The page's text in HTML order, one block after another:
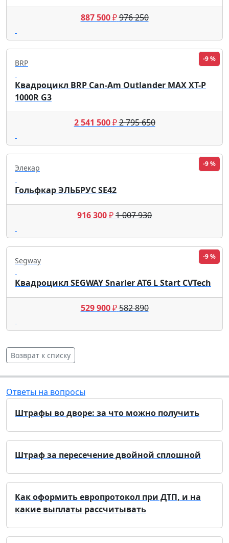
887 500₽976 250
-9 %
BRP
Квадроцикл BRP Can-Am Outlander MAX XT-P
1000R G3
2 541 500₽2 795 650
-9 %
Элекар
Гольфкар ЭЛЬБРУС SE42
916 300₽1 007 930
-9 %
Segway
Квадроцикл SEGWAY Snarler AT6 L Start CVTech
529 900₽582 890
Возврат к списку
Ответы на вопросы
Штрафы во дворе: за что можно получить
Штраф за пересечение двойной сплошной
Как оформить европротокол при ДТП, и на
какие выплаты рассчитывать